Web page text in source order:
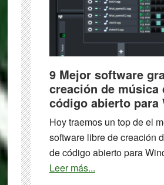
9 Mejor software
creación de música
código abierto para
Hoy traemos un top de el
software libre de creación
de código abierto para
Leer más...about